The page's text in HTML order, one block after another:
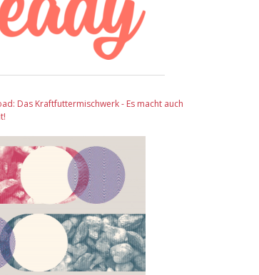
Das Kraftfuttermischwerk - Es macht auch